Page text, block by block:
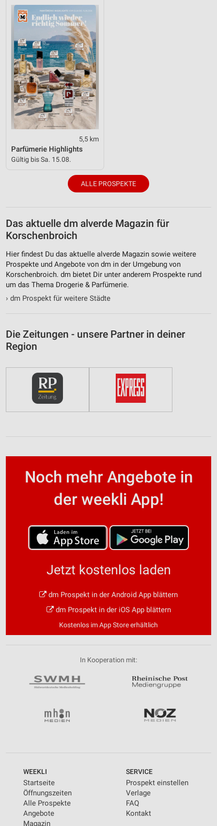
5,5 km
Parfümerie Highlights
Gültig bis Sa. 15.08.
ALLE PROSPEKTE
Das aktuelle dm alverde Magazin für
Korschenbroich
Hier findest Du das aktuelle alverde Magazin sowie weitere
Prospekte und Angebote von dm in der Umgebung von
Korschenbroich. dm bietet Dir unter anderem Prospekte rund
um das Thema Drogerie & Parfümerie.
› dm Prospekt für weitere Städte
Die Zeitungen - unsere Partner in deiner
Region
Noch mehr Angebote in
der weekli App!
Jetzt kostenlos laden
dm Prospekt in der Android App blättern
dm Prospekt in der iOS App blättern
Kostenlos im App Store erhältlich
In Kooperation mit:
WEEKLI
Startseite
Öffnungszeiten
Alle Prospekte
Angebote
Magazin
SERVICE
Prospekt einstellen
Verlage
FAQ
Kontakt
Verwendung genauer Standortdaten
Geräte anhand von aktiv angeforderten
Informationen identifizieren
Nicht-IAB-Verarbeitungszwecke:
Notwendig
Performance
Funktional
Werbung